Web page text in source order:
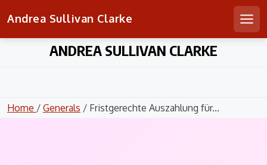
Andrea Sullivan Clarke
ANDREA SULLIVAN CLARKE
Home / Generals / Fristgerechte Auszahlung für...